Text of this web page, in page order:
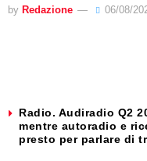
by Redazione 06/08/
Radio. Audiradio Q2
mentre autoradio e
presto per parlare di